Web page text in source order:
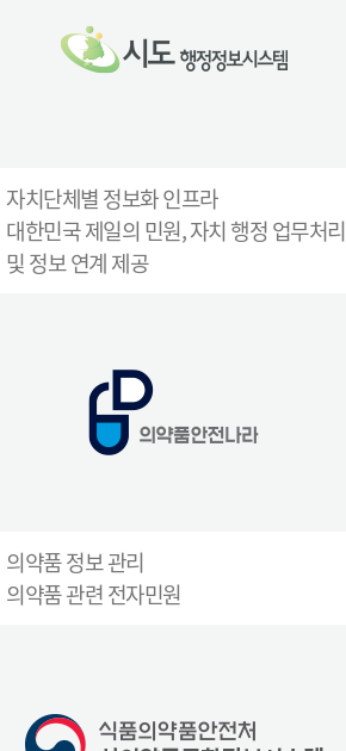
자치단체별 정보화 인프라
대한민국 제일의 민원, 자치 행정 업무처리
및 정보 연계 제공
의약품 정보 관리
의약품 관련 전자민원